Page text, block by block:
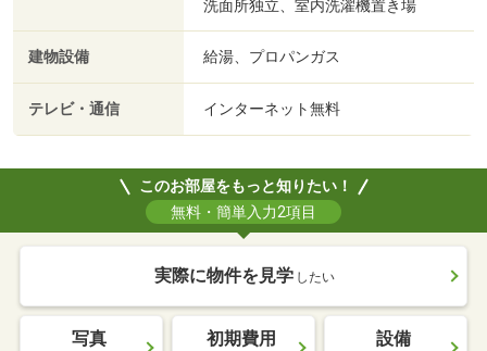
洗面所独立、室内洗濯機置き場
建物設備 給湯、プロパンガス
テレビ・通信 インターネット無料
このお部屋をもっと知りたい！
無料・簡単入力2項目
実際に物件を見学 したい
写真 初期費用 設備